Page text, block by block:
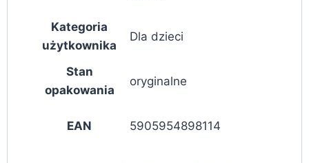
Kategoria
użytkownika
Dla dzieci
Stan
opakowania
oryginalne
EAN 5905954898114